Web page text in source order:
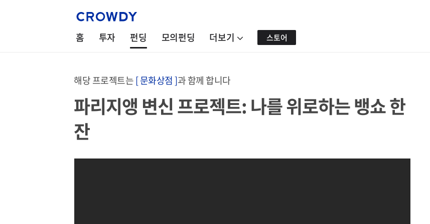
홈 투자 펀딩 모의펀딩 더보기 스토어
해당 프로젝트는[ 문화상점 ]과 함께 합니다
파리지앵 변신 프로젝트: 나를 위로하는 뱅쇼 한
잔